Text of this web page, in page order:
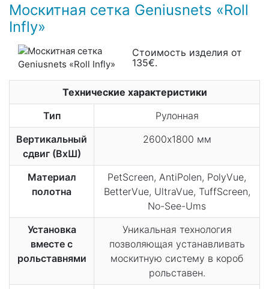
Москитная сетка Geniusnets «Roll
Infly»
Стоимость изделия от
135€.
Технические характеристики
Тип
Рулонная
Вертикальный
сдвиг (ВхШ)
2600х1800 мм
Материал
полотна
PetScreen, AntiPolen, PolyVue,
BetterVue, UltraVue, TuffScreen,
No-See-Ums
Установка
вместе с
рольставнями
Уникальная технология
позволяющая устанавливать
москитную систему в короб
рольставен.